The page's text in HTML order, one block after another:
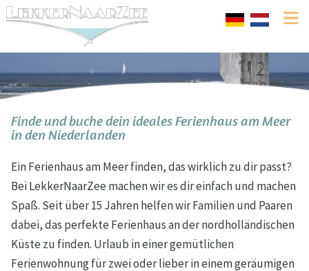
Finde und buche dein ideales Ferienhaus am Meer
in den Niederlanden
Ein Ferienhaus am Meer finden, das wirklich zu dir passt?
Bei LekkerNaarZee machen wir es dir einfach und machen
Spaß. Seit über 15 Jahren helfen wir Familien und Paaren
dabei, das perfekte Ferienhaus an der nordholländischen
Küste zu finden. Urlaub in einer gemütlichen
Ferienwohnung für zwei oder lieber in einem geräumigen